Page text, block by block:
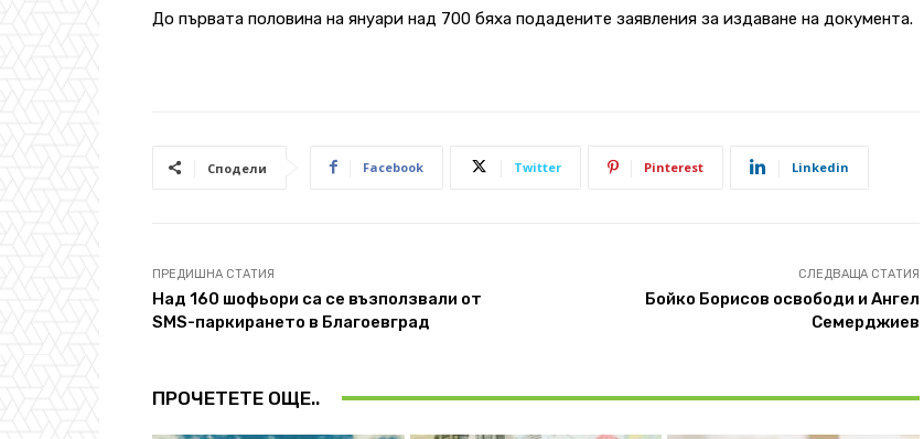
До първата половина на януари над 700 бяха подадените заявления за издаване на документа.
Сподели Facebook Twitter Pinterest Linkedin
ПРЕДИШНА СТАТИЯ
Над 160 шофьори са се възползвали от
SMS-паркирането в Благоевград
СЛЕДВАЩА СТАТИЯ
Бойко Борисов освободи и Ангел
Семерджиев
ПРОЧЕТЕТЕ ОЩЕ..